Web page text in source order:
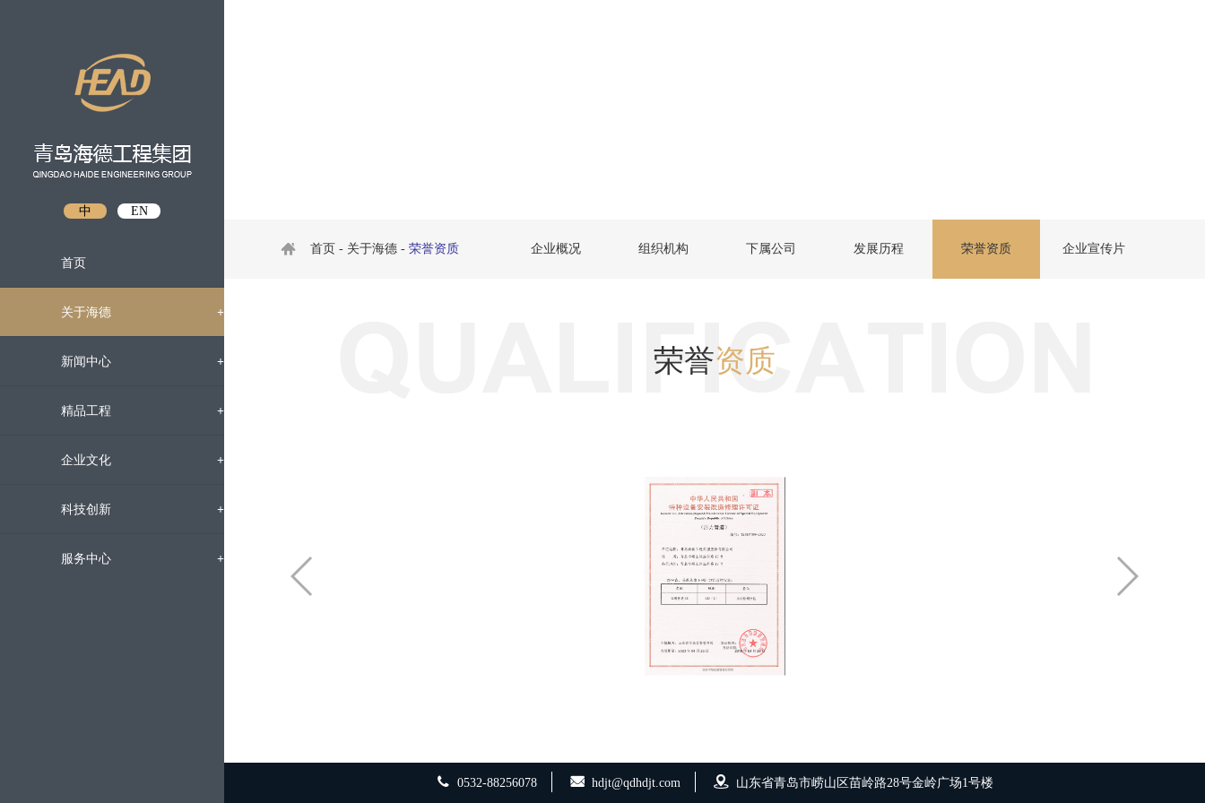
中 EN
首页
关于海德 +
企业概况
组织机构
下属公司
发展历程
荣誉资质
新闻中心 +
企业新闻
通知公告
招标信息
媒体聚焦
精品工程 +
国内工程
海外工程
企业文化 +
企业文化
员工风采
科技创新 +
科研动态
服务中心 +
首页 - 关于海德 - 荣誉资质 企业概况 组织机构 下属公司 发展历程 荣誉资质 企业宣传片
荣誉资质
0532-88256078 hdjt@qdhdjt.com 山东省青岛市崂山区苗岭路28号金岭广场1号楼